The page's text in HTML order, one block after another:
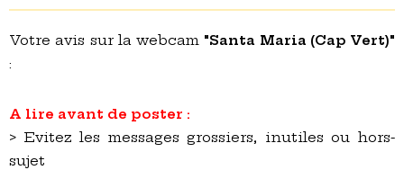
DESTINATIONS
Votre avis sur la webcam "Santa Maria (Cap Vert)"
:
A lire avant de poster :
> Evitez les messages grossiers, inutiles ou hors-
sujet